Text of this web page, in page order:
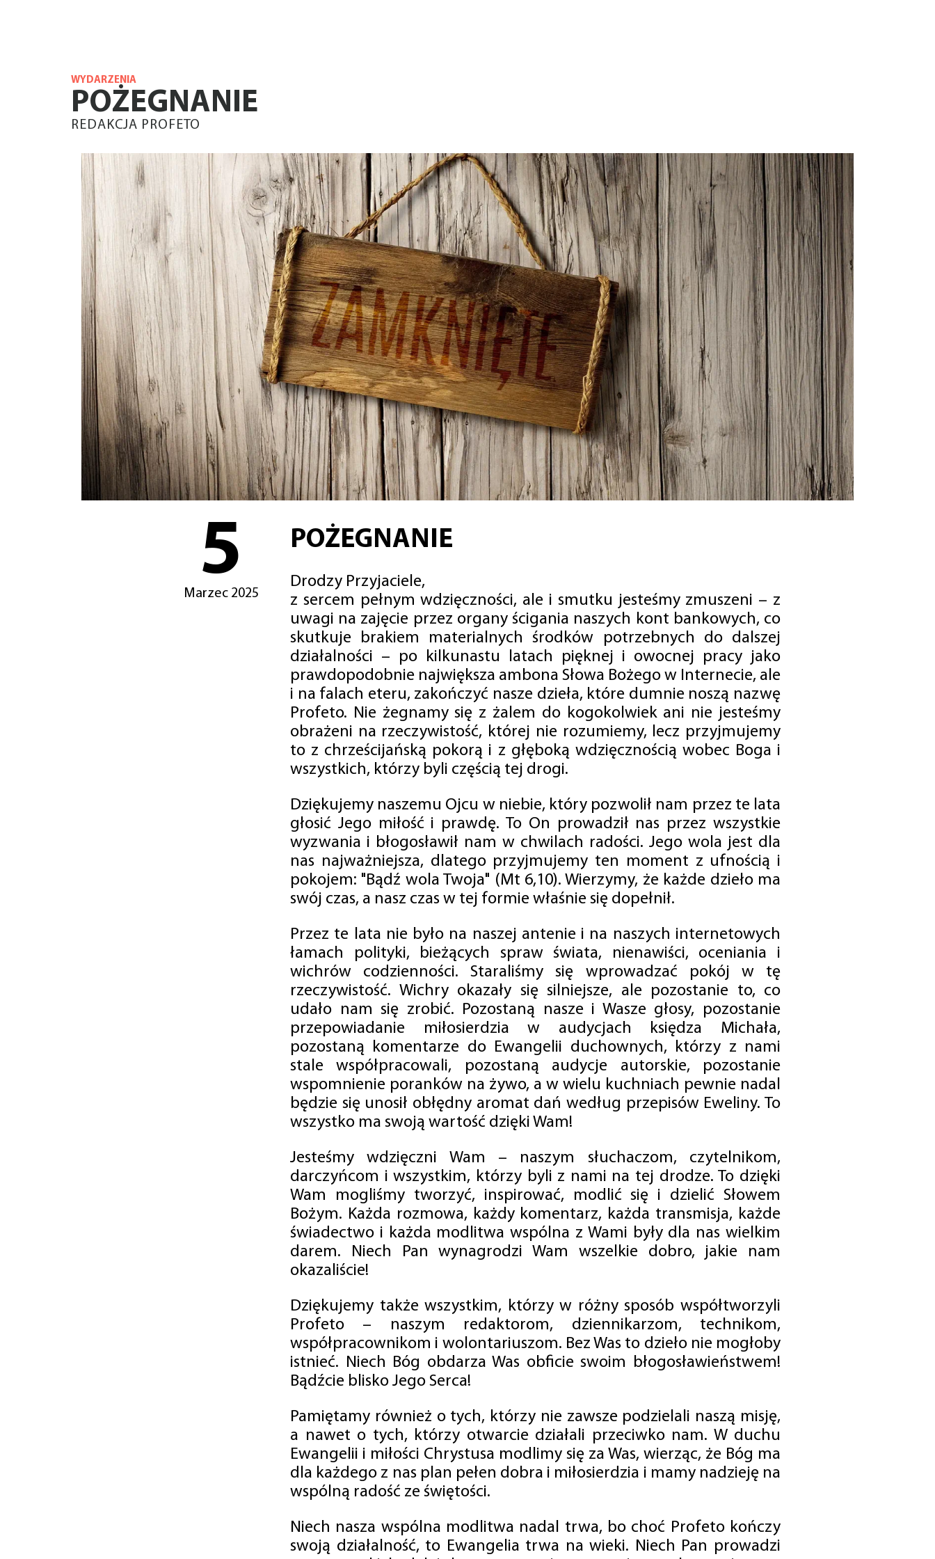
WYDARZENIA
POŻEGNANIE
REDAKCJA PROFETO
5
Marzec 2025
POŻEGNANIE
Drodzy Przyjaciele,
z sercem pełnym wdzięczności, ale i smutku jesteśmy zmuszeni – z
uwagi na zajęcie przez organy ścigania naszych kont bankowych, co
skutkuje brakiem materialnych środków potrzebnych do dalszej
działalności – po kilkunastu latach pięknej i owocnej pracy jako
prawdopodobnie największa ambona Słowa Bożego w Internecie, ale
i na falach eteru, zakończyć nasze dzieła, które dumnie noszą nazwę
Profeto. Nie żegnamy się z żalem do kogokolwiek ani nie jesteśmy
obrażeni na rzeczywistość, której nie rozumiemy, lecz przyjmujemy
to z chrześcijańską pokorą i z głęboką wdzięcznością wobec Boga i
wszystkich, którzy byli częścią tej drogi.
Dziękujemy naszemu Ojcu w niebie, który pozwolił nam przez te lata
głosić Jego miłość i prawdę. To On prowadził nas przez wszystkie
wyzwania i błogosławił nam w chwilach radości. Jego wola jest dla
nas najważniejsza, dlatego przyjmujemy ten moment z ufnością i
pokojem: "Bądź wola Twoja" (Mt 6,10). Wierzymy, że każde dzieło ma
swój czas, a nasz czas w tej formie właśnie się dopełnił.
Przez te lata nie było na naszej antenie i na naszych internetowych
łamach polityki, bieżących spraw świata, nienawiści, oceniania i
wichrów codzienności. Staraliśmy się wprowadzać pokój w tę
rzeczywistość. Wichry okazały się silniejsze, ale pozostanie to, co
udało nam się zrobić. Pozostaną nasze i Wasze głosy, pozostanie
przepowiadanie miłosierdzia w audycjach księdza Michała,
pozostaną komentarze do Ewangelii duchownych, którzy z nami
stale współpracowali, pozostaną audycje autorskie, pozostanie
wspomnienie poranków na żywo, a w wielu kuchniach pewnie nadal
będzie się unosił obłędny aromat dań według przepisów Eweliny. To
wszystko ma swoją wartość dzięki Wam!
Jesteśmy wdzięczni Wam – naszym słuchaczom, czytelnikom,
darczyńcom i wszystkim, którzy byli z nami na tej drodze. To dzięki
Wam mogliśmy tworzyć, inspirować, modlić się i dzielić Słowem
Bożym. Każda rozmowa, każdy komentarz, każda transmisja, każde
świadectwo i każda modlitwa wspólna z Wami były dla nas wielkim
darem. Niech Pan wynagrodzi Wam wszelkie dobro, jakie nam
okazaliście!
Dziękujemy także wszystkim, którzy w różny sposób współtworzyli
Profeto – naszym redaktorom, dziennikarzom, technikom,
współpracownikom i wolontariuszom. Bez Was to dzieło nie mogłoby
istnieć. Niech Bóg obdarza Was obficie swoim błogosławieństwem!
Bądźcie blisko Jego Serca!
Pamiętamy również o tych, którzy nie zawsze podzielali naszą misję,
a nawet o tych, którzy otwarcie działali przeciwko nam. W duchu
Ewangelii i miłości Chrystusa modlimy się za Was, wierząc, że Bóg ma
dla każdego z nas plan pełen dobra i miłosierdzia i mamy nadzieję na
wspólną radość ze świętości.
Niech nasza wspólna modlitwa nadal trwa, bo choć Profeto kończy
swoją działalność, to Ewangelia trwa na wieki. Niech Pan prowadzi